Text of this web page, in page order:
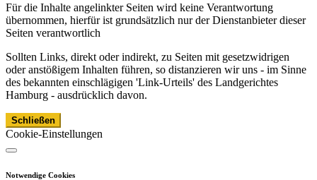
Für die Inhalte angelinkter Seiten wird keine Verantwortung
übernommen, hierfür ist grundsätzlich nur der Dienstanbieter dieser
Seiten verantwortlich
Sollten Links, direkt oder indirekt, zu Seiten mit gesetzwidrigen
oder anstößigem Inhalten führen, so distanzieren wir uns - im Sinne
des bekannten einschlägigen 'Link-Urteils' des Landgerichtes
Hamburg - ausdrücklich davon.
Schließen
Cookie-Einstellungen
Notwendige Cookies